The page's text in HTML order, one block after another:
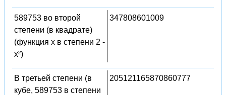
589753 во второй
степени (в квадрате)
(функция x в степени 2 -
x²)
347808601009
В третьей степени (в
кубе, 589753 в степени
205121165870860777